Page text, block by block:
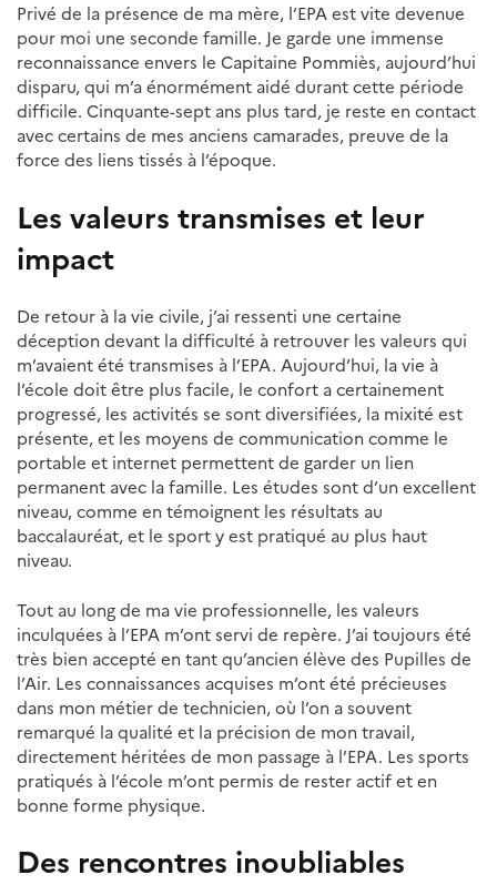
Privé de la présence de ma mère, l’EPA est vite devenue
pour moi une seconde famille. Je garde une immense
reconnaissance envers le Capitaine Pommiès, aujourd’hui
disparu, qui m’a énormément aidé durant cette période
difficile. Cinquante-sept ans plus tard, je reste en contact
avec certains de mes anciens camarades, preuve de la
force des liens tissés à l’époque.
Les valeurs transmises et leur
impact
De retour à la vie civile, j’ai ressenti une certaine
déception devant la difficulté à retrouver les valeurs qui
m’avaient été transmises à l’EPA. Aujourd’hui, la vie à
l’école doit être plus facile, le confort a certainement
progressé, les activités se sont diversifiées, la mixité est
présente, et les moyens de communication comme le
portable et internet permettent de garder un lien
permanent avec la famille. Les études sont d’un excellent
niveau, comme en témoignent les résultats au
baccalauréat, et le sport y est pratiqué au plus haut
niveau.
Tout au long de ma vie professionnelle, les valeurs
inculquées à l’EPA m’ont servi de repère. J’ai toujours été
très bien accepté en tant qu’ancien élève des Pupilles de
l’Air. Les connaissances acquises m’ont été précieuses
dans mon métier de technicien, où l’on a souvent
remarqué la qualité et la précision de mon travail,
directement héritées de mon passage à l’EPA. Les sports
pratiqués à l’école m’ont permis de rester actif et en
bonne forme physique.
Des rencontres inoubliables